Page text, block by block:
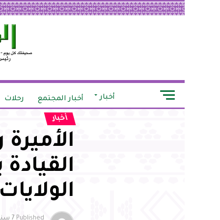
أخبار أخبار المجتمع رحلات
أخبار
Published 7 سنوات ago